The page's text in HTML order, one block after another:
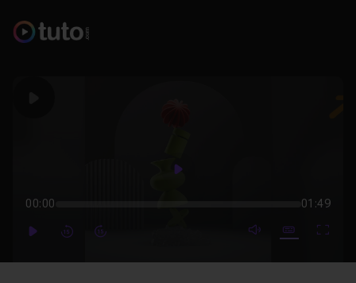
Play
00:00 01:49
PlayForwardForward mute video
Subtitles